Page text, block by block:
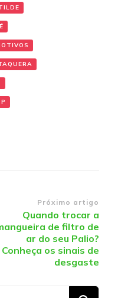
Próximo artigo
Quando trocar a
de filtro de
ar do seu Palio?
Conheça os sinais de
desgaste